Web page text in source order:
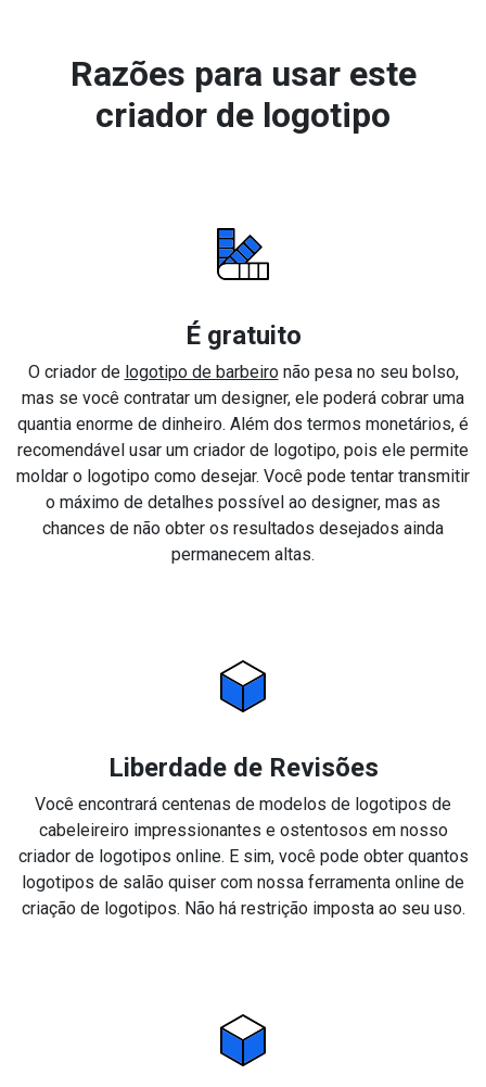
Razões para usar este
criador de logotipo
É gratuito
O criador de logotipo de barbeironão pesa no seu bolso,
mas se você contratar um designer, ele poderá cobrar uma
quantia enorme de dinheiro. Além dos termos monetários, é
recomendável usar um criador de logotipo, pois ele permite
moldar o logotipo como desejar. Você pode tentar transmitir
o máximo de detalhes possível ao designer, mas as
chances de não obter os resultados desejados ainda
permanecem altas.
Liberdade de Revisões
Você encontrará centenas de modelos de logotipos de
cabeleireiro impressionantes e ostentosos em nosso
criador de logotipos online. E sim, você pode obter quantos
logotipos de salão quiser com nossa ferramenta online de
criação de logotipos. Não há restrição imposta ao seu uso.